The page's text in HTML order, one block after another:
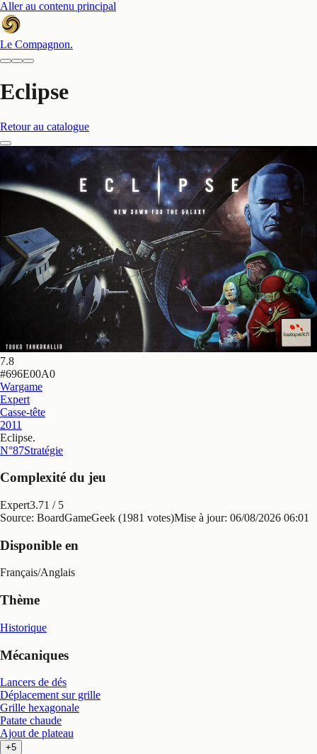
Aller au contenu principal
Le Compagnon.
Eclipse
Retour au catalogue
7.8
#696E00A0
Wargame
Expert
Casse-tête
2011
Eclipse.
N°87Stratégie
Complexité du jeu
Expert3.71 / 5
Source: BoardGameGeek (1981 votes)Mise à jour: 06/08/2026 06:01
Disponible en
Français/Anglais
Thème
Historique
Mécaniques
Lancers de dés
Déplacement sur grille
Grille hexagonale
Patate chaude
Ajout de plateau
+5